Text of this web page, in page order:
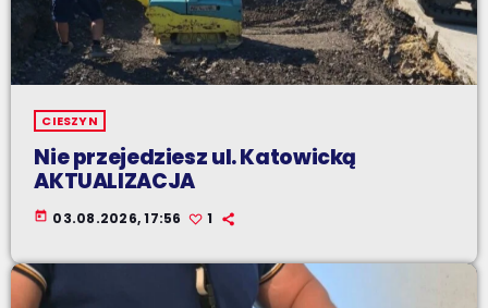
CIESZYN
Nie przejedziesz ul. Katowicką
AKTUALIZACJA
today 03.08.2026, 17:56 1